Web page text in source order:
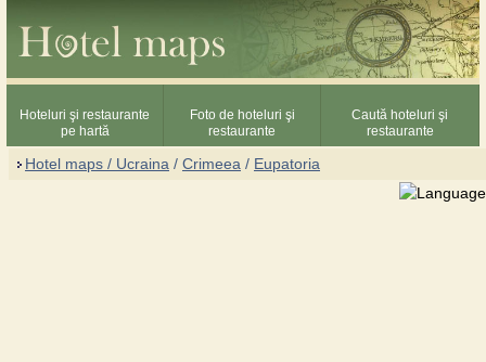
Hoteluri şi restaurante
pe hartă
Foto de hoteluri şi
restaurante
Caută hoteluri şi
restaurante
Hotel maps / Ucraina / Crimeea / Eupatoria